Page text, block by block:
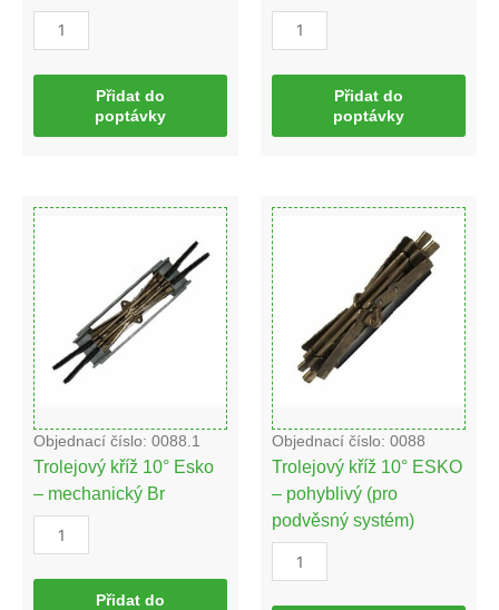
Přidat do
poptávky
Přidat do
poptávky
Objednací číslo: 0088.1
Trolejový kříž 10° Esko
– mechanický Br
Trolejový
kříž
10°
Esko
-
mechanický
Br
množství
Přidat do
Objednací číslo: 0088
Trolejový kříž 10° ESKO
– pohyblivý (pro
podvěsný systém)
Trolejový
kříž
10°
ESKO
-
pohyblivý
(pro
podvěsný
systém)
množství